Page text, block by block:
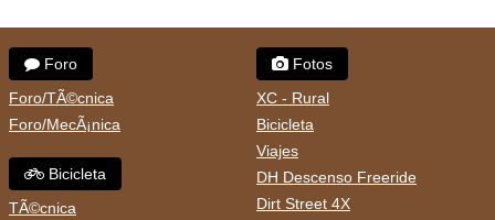
Foro
Foro/TÃ©cnica
Foro/MecÃ¡nica
Bicicleta
TÃ©cnica
Fotos
XC - Rural
Bicicleta
Viajes
DH Descenso Freeride
Dirt Street 4X